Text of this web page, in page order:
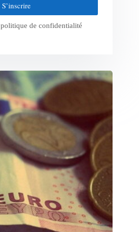
S’inscrire
politique de confidentialité